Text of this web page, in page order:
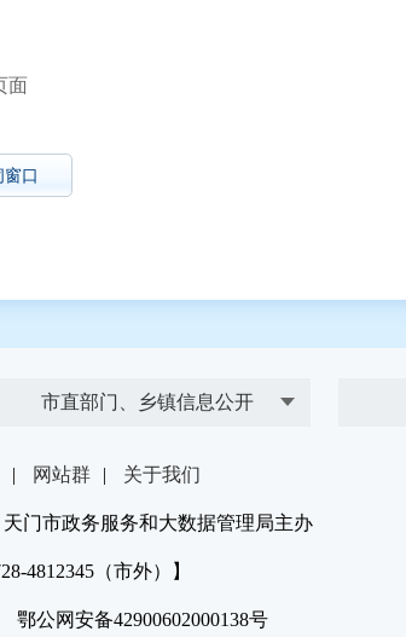
面
窗口
市直部门、乡镇信息公开
| 网站群 | 关于我们
市政务服务和大数据管理局主办
4812345（市外）】
公网安备42900602000138号